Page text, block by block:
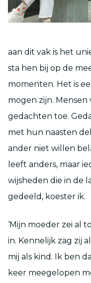
aan dit vak is het
sta hen bij op de
momenten. Het is
mogen zijn.
gedachten toe.
met hun naasten
ander niet willen
leeft anders, maar
wijsheden die in de
gedeeld, koester ik.
‘Mijn moeder zei al
in. Kennelijk zag zij
mij als kind. Ik ben
keer meegelopen